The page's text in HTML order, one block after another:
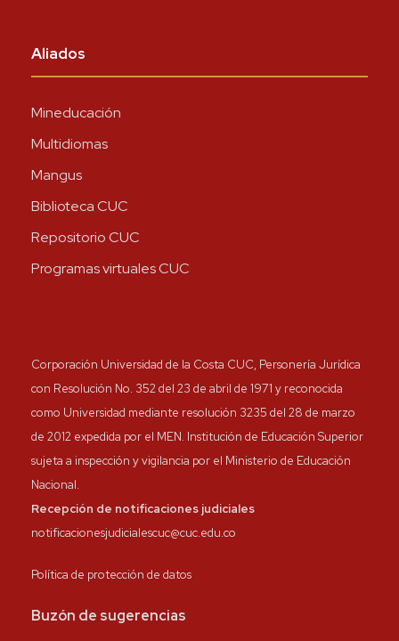
Aliados
Mineducación
Multidiomas
Mangus
Biblioteca CUC
Repositorio CUC
Programas virtuales CUC
Corporación Universidad de la Costa CUC, Personería Jurídica
con Resolución No. 352 del 23 de abril de 1971 y reconocida
como Universidad mediante resolución 3235 del 28 de marzo
de 2012 expedida por el MEN. Institución de Educación Superior
sujeta a inspección y vigilancia por el Ministerio de Educación
Nacional.
Recepción de notificaciones judiciales
notificacionesjudicialescuc@cuc.edu.co
Política de protección de datos
Buzón de sugerencias